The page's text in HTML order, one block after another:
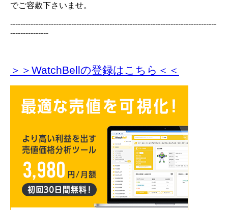
でご容赦下さいませ。
---------------------------------------------------------------------------------
---------------
＞＞WatchBellの登録はこちら＜＜